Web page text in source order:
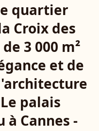
quartier
Croix des
3 000 m²
et de
palais
Cannes -